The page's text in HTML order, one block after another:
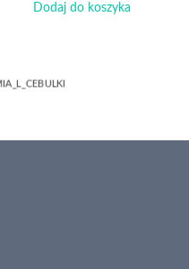
Dodaj do koszyka